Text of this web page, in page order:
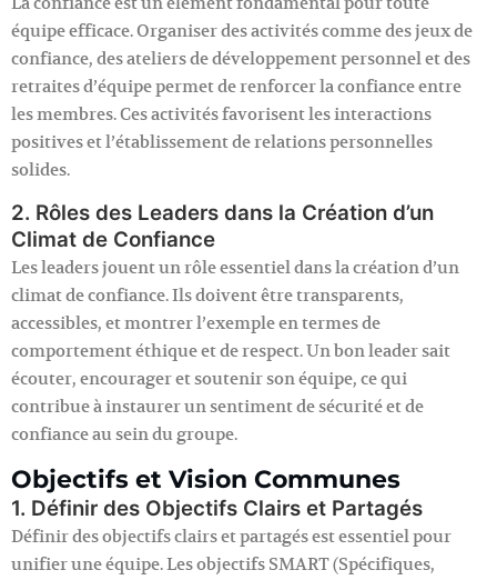
équipe efficace. Organiser des activités comme des jeux de
confiance, des ateliers de développement personnel et des
retraites d’équipe permet de renforcer la confiance entre
les membres. Ces activités favorisent les interactions
positives et l’établissement de relations personnelles
solides.
2. Rôles des Leaders dans la Création d’un
Climat de Confiance
Les leaders jouent un rôle essentiel dans la création d’un
climat de confiance. Ils doivent être transparents,
accessibles, et montrer l’exemple en termes de
comportement éthique et de respect. Un bon leader sait
écouter, encourager et soutenir son équipe, ce qui
contribue à instaurer un sentiment de sécurité et de
confiance au sein du groupe.
Objectifs et Vision Communes
1. Définir des Objectifs Clairs et Partagés
Définir des objectifs clairs et partagés est essentiel pour
unifier une équipe. Les objectifs SMART (Spécifiques,